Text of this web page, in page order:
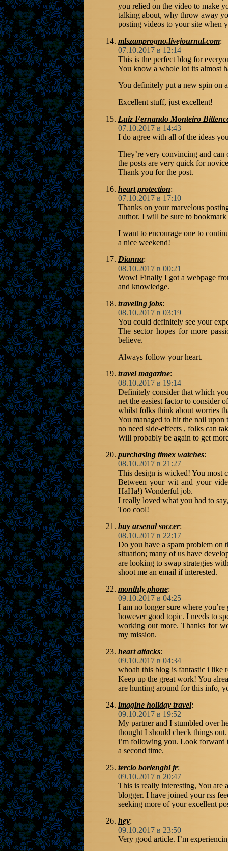
you relied on the video to make
talking about, why throw away
posting videos to your site when
mlszamprogno.livejournal.com:
07.10.2017 в 12:14
This is the perfect blog for
You know a whole lot its almost
You definitely put a new spin on
Excellent stuff, just excellent!
Luiz Fernando Monteiro
07.10.2017 в 14:43
I do agree with all of the ideas
They’re very convincing and
the posts are very quick for
Thank you for the post.
heart protection:
07.10.2017 в 17:10
Thanks on your marvelous
author. I will be sure to
I want to encourage one to
a nice weekend!
Dianna:
08.10.2017 в 00:21
Wow! Finally I got a webpage
and knowledge.
traveling jobs:
08.10.2017 в 03:19
You could definitely see your
The sector hopes for more
believe.
Always follow your heart.
travel magazine:
08.10.2017 в 19:14
Definitely consider that which
net the easiest factor to consider
whilst folks think about worries
You managed to hit the nail
no need side-effects , folks can
Will probably be again to get
purchasing timex watches:
08.10.2017 в 21:27
This design is wicked! You most
Between your wit and your
HaHa!) Wonderful job.
I really loved what you had to
Too cool!
buy arsenal soccer:
08.10.2017 в 22:17
Do you have a spam problem on
situation; many of us have
are looking to swap strategies
shoot me an email if interested.
monthly phone:
09.10.2017 в 04:25
I am no longer sure where
however good topic. I needs to
working out more. Thanks for
my mission.
heart attacks:
09.10.2017 в 04:34
whoah this blog is fantastic i like
Keep up the great work! You
are hunting around for this info,
imagine holiday travel:
09.10.2017 в 19:52
My partner and I stumbled over
thought I should check things
i’m following you. Look forward
a second time.
tercio borlenghi jr:
09.10.2017 в 20:47
This is really interesting, You are
blogger. I have joined your rss
seeking more of your excellent
hey:
09.10.2017 в 23:50
Very good article. I’m